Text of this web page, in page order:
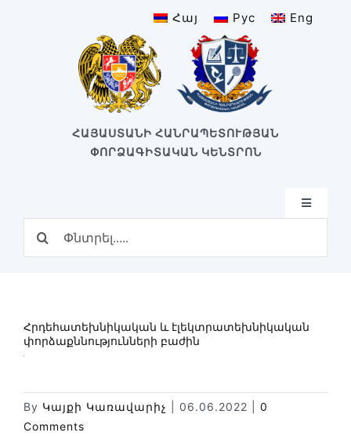
Հայ Рус Eng
ՀԱՅԱՍՏԱՆԻ ՀԱՆՐԱՊԵՏՈՒԹՅԱՆ
ՓՈՐՁԱԳԻՏԱԿԱՆ ԿԵՆՏՐՈՆ
Toggle
Կառուցվածք
Բաժիններ
Նորություններ
Գրադարան
Հրդեհատեխնիկական և էլեկտրատեխնիկական
փորձաքննությունների բաժին
By Կայքի Կառավարիչ 06.06.2022
0
Comments